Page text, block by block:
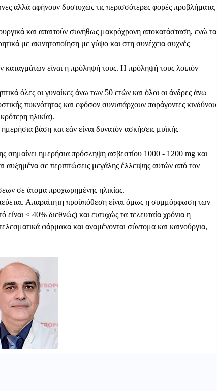
αλλά αφήνουν δυστυχώς τις περισσότερες φορές προβλήματα,
και απαιτούν συνήθως μακρόχρονη αποκατάσταση, ενώ τα
με ακινητοποίηση με γύψο και στη συνέχεια συχνές
καταγμάτων είναι η πρόληψή τους. Η πρόληψή τους λοιπόν
όλες οι γυναίκες άνω των 50 ετών και όλοι οι άνδρες άνω
πυκνότητας και εφόσον συνυπάρχουν παράγοντες κινδύνου
ηλικία).
βάση και εάν είναι δυνατόν ασκήσεις μυϊκής
σημαίνει ημερήσια πρόσληψη ασβεστίου 1000 - 1200 mg και
αυξημένα σε περιπτώσεις μεγάλης έλλειψης αυτών από τον
σε άτομα προχωρημένης ηλικίας.
Απαραίτητη προϋπόθεση είναι όμως η συμμόρφωση των
< 40% διεθνώς) και ευτυχώς τα τελευταία χρόνια η
φάρμακα και αναμένονται σύντομα και καινούργια,